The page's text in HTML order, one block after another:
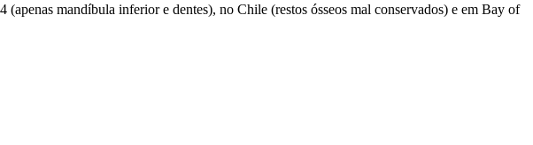
mandíbula inferior e dentes), no Chile (restos ósseos mal conservados) e em Bay of